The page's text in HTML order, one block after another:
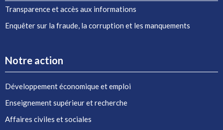
Transparence et accès aux informations
Enquêter sur la fraude, la corruption et les manquements
Notre action
Développement économique et emploi
Enseignement supérieur et recherche
Affaires civiles et sociales